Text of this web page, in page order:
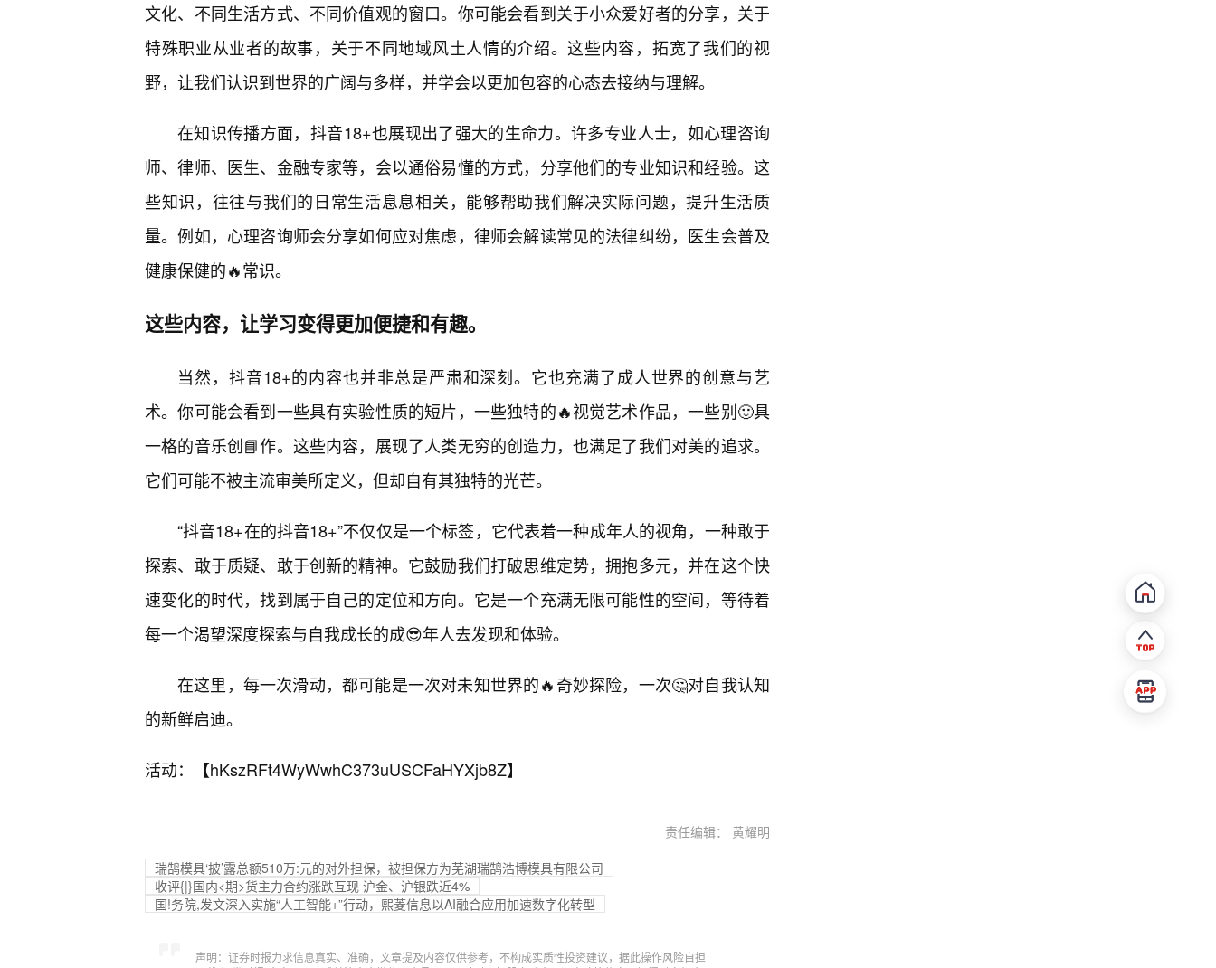
文化、不同生活方式、不同价值观的窗口。你可能会看到关于小众爱好者的分享，关于
特殊职业从业者的故事，关于不同地域风土人情的介绍。这些内容，拓宽了我们的视
野，让我们认识到世界的广阔与多样，并学会以更加包容的心态去接纳与理解。
在知识传播方面，抖音18+也展现出了强大的生命力。许多专业人士，如心理咨询
师、律师、医生、金融专家等，会以通俗易懂的方式，分享他们的专业知识和经验。这
些知识，往往与我们的日常生活息息相关，能够帮助我们解决实际问题，提升生活质
量。例如，心理咨询师会分享如何应对焦虑，律师会解读常见的法律纠纷，医生会普及
健康保健的🔥常识。
这些内容，让学习变得更加便捷和有趣。
当然，抖音18+的内容也并非总是严肃和深刻。它也充满了成人世界的创意与艺
术。你可能会看到一些具有实验性质的短片，一些独特的🔥视觉艺术作品，一些别🙂具
一格的音乐创📘作。这些内容，展现了人类无穷的创造力，也满足了我们对美的追求。
它们可能不被主流审美所定义，但却自有其独特的光芒。
“抖音18+在的抖音18+”不仅仅是一个标签，它代表着一种成年人的视角，一种敢于
探索、敢于质疑、敢于创新的精神。它鼓励我们打破思维定势，拥抱多元，并在这个快
速变化的时代，找到属于自己的定位和方向。它是一个充满无限可能性的空间，等待着
每一个渴望深度探索与自我成长的成😎年人去发现和体验。
在这里，每一次滑动，都可能是一次对未知世界的🔥奇妙探险，一次🤔对自我认知
的新鲜启迪。
活动：【hKszRFt4WyWwhC373uUSCFaHYXjb8Z】
责任编辑： 黄耀明
瑞鹄模具‘披’露总额510万:元的对外担保，被担保方为芜湖瑞鹄浩博模具有限公司
收评{|}国内<期>货主力合约涨跌互现 沪金、沪银跌近4%
国!务院,发文深入实施“人工智能+”行动，熙菱信息以AI融合应用加速数字化转型
声明：证券时报力求信息真实、准确，文章提及内容仅供参考，不构成实质性投资建议，据此操作风险自担